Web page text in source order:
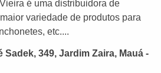
é uma distribuidora de
variedade de produtos para
etc....
349, Jardim Zaira, Mauá -